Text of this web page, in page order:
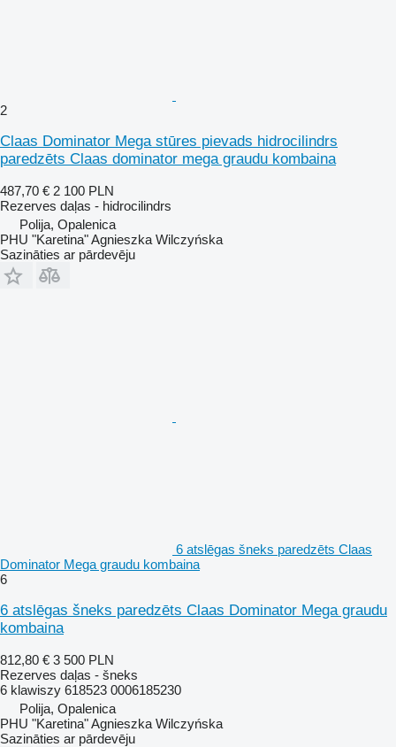
2
Claas Dominator Mega stūres pievads hidrocilindrs
paredzēts Claas dominator mega graudu kombaina
487,70 € 2 100 PLN
Rezerves daļas - hidrocilindrs
Polija, Opalenica
PHU "Karetina" Agnieszka Wilczyńska
Sazināties ar pārdevēju
6 atslēgas šneks paredzēts Claas
Dominator Mega graudu kombaina
6
6 atslēgas šneks paredzēts Claas Dominator Mega graudu
kombaina
812,80 € 3 500 PLN
Rezerves daļas - šneks
6 klawiszy 618523 0006185230
Polija, Opalenica
PHU "Karetina" Agnieszka Wilczyńska
Sazināties ar pārdevēju